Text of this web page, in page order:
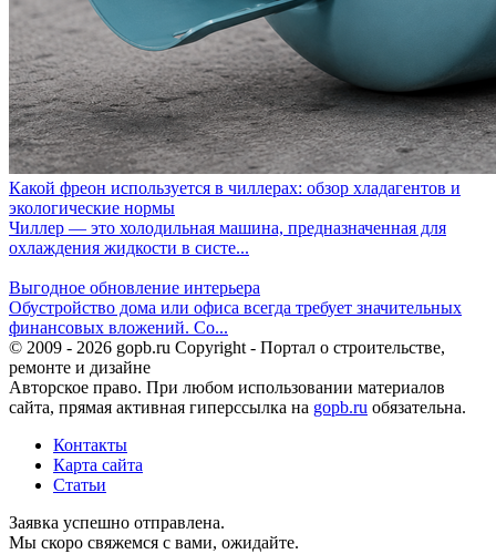
Какой фреон используется в чиллерах: обзор хладагентов и
экологические нормы
Чиллер — это холодильная машина, предназначенная для
охлаждения жидкости в систе...
Выгодное обновление интерьера
Обустройство дома или офиса всегда требует значительных
финансовых вложений. Со...
© 2009 - 2026 gopb.ru Copyright - Портал о строительстве,
ремонте и дизайне
Авторское право. При любом использовании материалов
сайта, прямая активная гиперссылка на gopb.ru обязательна.
Контакты
Карта сайта
Статьи
Заявка успешно отправлена.
Мы скоро свяжемся с вами, ожидайте.